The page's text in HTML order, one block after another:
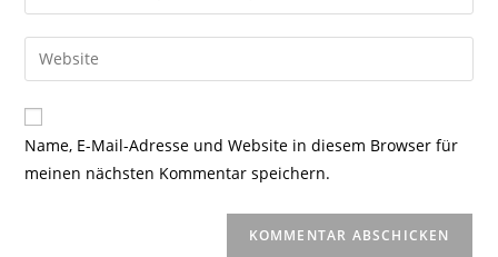
zum
Kommentieren
ein
deine
E-
Mail-
zum
Kommentieren
ein
Gib
deine
Website-
URL
Name, E-Mail-Adresse und Website in diesem Browser für
meinen nächsten Kommentar speichern.